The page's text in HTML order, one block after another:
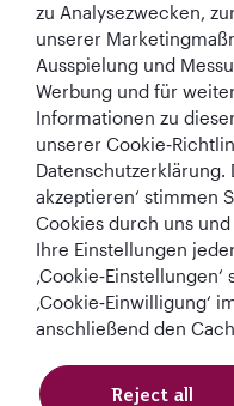
Middle East
World's Best
Airline
AGB Cookie-Richtlinie
zu Analysezwecken,
unserer
Ausspielung und
Werbung und für
Informationen zu
unserer
Datenschutzerklärung.
akzeptieren‘ stimmen
Cookies durch uns
Ihre Einstellungen
‚Cookie‑Einwilligung‘
anschließend den
Reject all